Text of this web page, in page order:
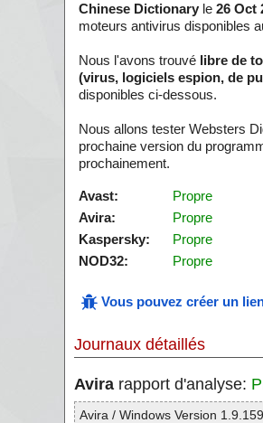
Chinese Dictionary le 26 Oct
moteurs antivirus disponibles
Nous l'avons trouvé libre de
(virus, logiciels espion, de
disponibles ci-dessous.
Nous allons tester Websters
prochaine version du
prochainement.
Avast:
Propre
Avira:
Propre
Kaspersky:
Propre
NOD32:
Propre
Vous pouvez créer un
Journaux détaillés
Avira rapport d'analyse:
Avira / Windows Version